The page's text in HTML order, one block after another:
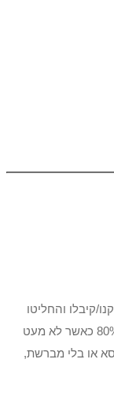
קיבלו והחליטו
שלא להשאיר אצלהם. רוב המוצרים מסומנים כ80% כאשר לא מעט
או בלי מברשת,